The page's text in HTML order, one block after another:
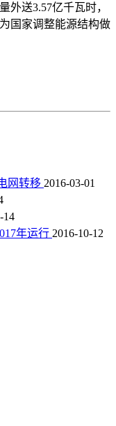
外送3.57亿千瓦时，
国家调整能源结构做
网转移 2016-03-01
14
年运行 2016-10-12